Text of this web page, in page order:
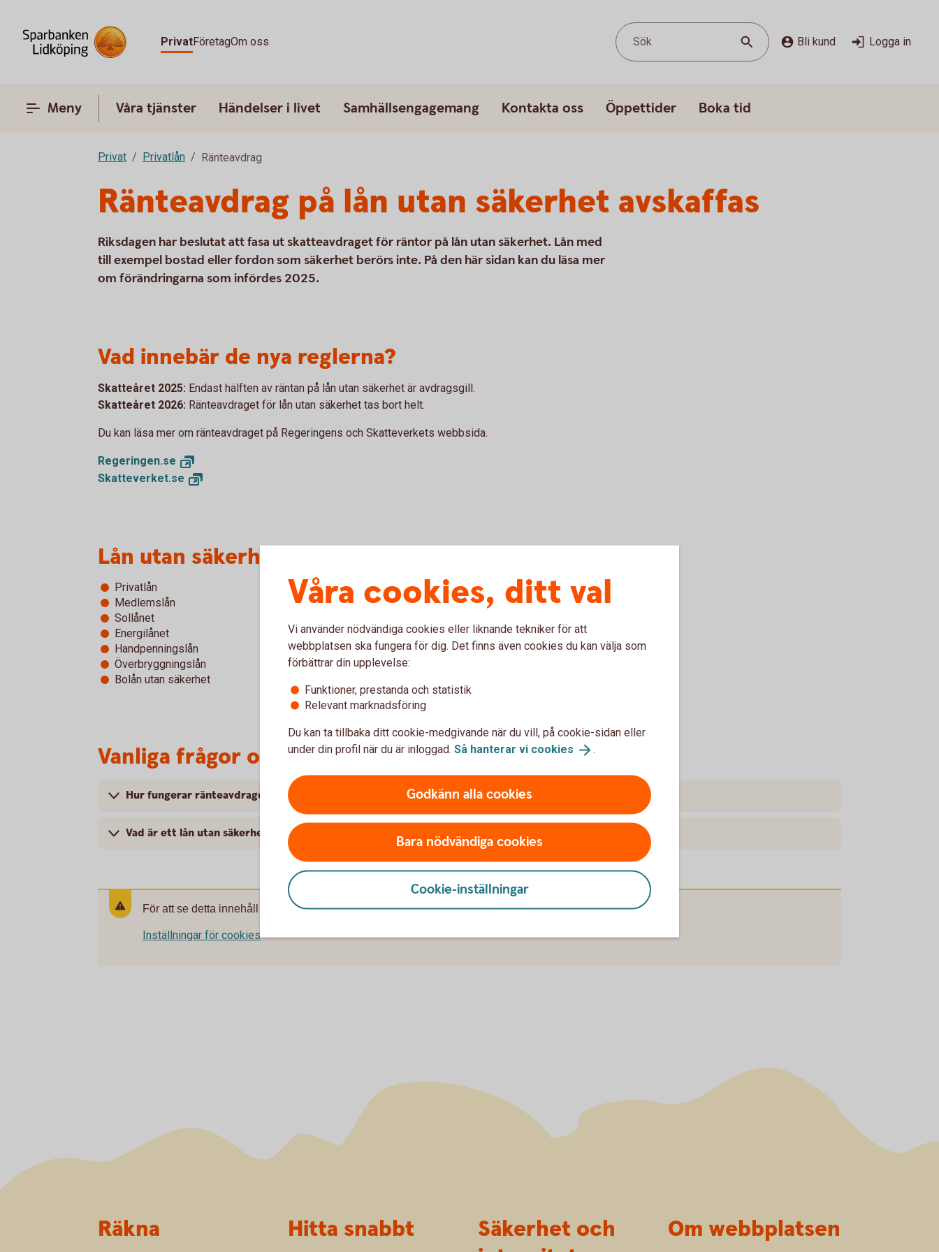
PrivatFöretagOm oss Sök Bli kund Logga in
Meny Våra tjänster Händelser i livet Samhällsengagemang Kontakta oss Öppettider Boka tid
Privat Privatlån Ränteavdrag
Ränteavdrag på lån utan säkerhet avskaffas
Riksdagen har beslutat att fasa ut skatteavdraget för räntor på lån utan säkerhet. Lån med
till exempel bostad eller fordon som säkerhet berörs inte. På den här sidan kan du läsa mer
om förändringarna som infördes 2025.
Vad innebär de nya reglerna?
Skatteåret 2025: Endast hälften av räntan på lån utan säkerhet är avdragsgill.
Skatteåret 2026: Ränteavdraget för lån utan säkerhet tas bort helt.
Du kan läsa mer om ränteavdraget på Regeringens och Skatteverkets webbsida.
Regeringen.se
Skatteverket.se
Lån utan säkerhet – exempel:
Privatlån
Medlemslån
Sollånet
Energilånet
Handpenningslån
Överbryggningslån
Bolån utan säkerhet
Vanliga frågor och svar om ränteavdrag
Hur fungerar ränteavdraget?
Vad är ett lån utan säkerhet?
För att se detta innehåll behöver du först godkänna cookies för Funktioner, prestanda och statistik.
Inställningar för cookies
Våra cookies, ditt val
Vi använder nödvändiga cookies eller liknande tekniker för att
webbplatsen ska fungera för dig. Det finns även cookies du kan välja som
förbättrar din upplevelse:
Funktioner, prestanda och statistik
Relevant marknadsföring
Du kan ta tillbaka ditt cookie-medgivande när du vill, på cookie-sidan eller
under din profil när du är inloggad. Så hanterar vi cookies .
Godkänn alla cookies
Bara nödvändiga cookies
Cookie-inställningar
Räkna Hitta snabbt
Säkerhet och
Om webbplatsen